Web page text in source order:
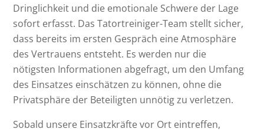
Dringlichkeit und die emotionale Schwere der Lage
sofort erfasst. Das Tatortreiniger-Team stellt sicher,
dass bereits im ersten Gespräch eine Atmosphäre
des Vertrauens entsteht. Es werden nur die
nötigsten Informationen abgefragt, um den Umfang
des Einsatzes einschätzen zu können, ohne die
Privatsphäre der Beteiligten unnötig zu verletzen.
Sobald unsere Einsatzkräfte vor Ort eintreffen,